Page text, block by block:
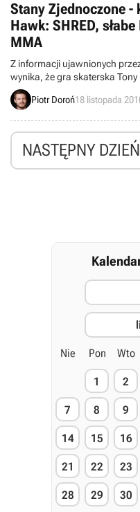
Stany Zjednoczone
Hawk: SHRED,
MMA
Z informacji ujawnionych
wynika, że gra skaterska Tony
opracowana przez
kolejnych odsłon serii studio
Piotr Doroń18 listopada
NASTĘPNY DZIEŃ
Nie Pon Wto
1 2
7 8 9
14 15 16
21 22 23
28 29 30